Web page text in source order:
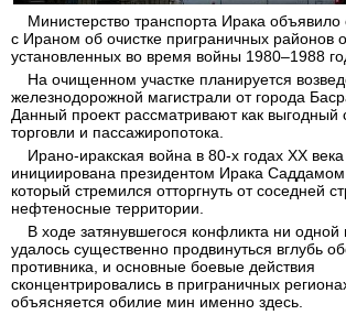
Министерство транспорта Ирака
с Ираном об очистке приграничных районов
установленных во время войны 1980–1988
На очищенном участке планируется
железнодорожной магистрали от города
Данный проект рассматривают как выгодный
торговли и пассажиропотока.
Ирано-иракская война в 80-х годах XX
инициирована президентом Ирака Саддамом
который стремился отторгнуть от соседней
нефтеносные территории.
В ходе затянувшегося конфликта ни одной
удалось существенно продвинуться вглубь
противника, и основные боевые действия
сконцентрировались в приграничных
объясняется обилие мин именно здесь.